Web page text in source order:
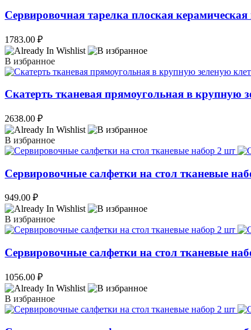
Сервировочная тарелка плоская
1783.00 ₽
В избранное
Скатерть тканевая прямоугольная в крупную
2638.00 ₽
В избранное
Сервировочные салфетки на стол тканевые
949.00 ₽
В избранное
Сервировочные салфетки на стол тканевые
1056.00 ₽
В избранное